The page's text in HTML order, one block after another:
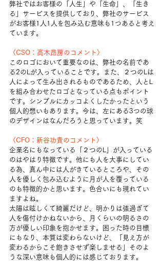
弊社ではお客様の「人生」や「生命」、「生き
る」サービスを提供しており、弊社のサービス
がお客様1人1人を包み込む意味も1つあると考え
ています。
〈CSO：高木昂房のコメント〉
このロゴにおいて重要なのは、弊社の名前であ
る2のLが入っていることです。また、２つのLは
人によって生み出されるものであるため、人とL
を組み合わせたロゴとなっている点もポイント
です。シンプルにカッコよくしたかったという
個人的想いもあります。今は、左にある3つの球
のデザインはなんだろうと思っています。笑
〈CFO：新谷功貴のコメント〉
企業名にもなっている「２つのL」が入っている
のはやはり特徴です。他にも人を大事にしてい
る為、真ん中には人がきているところや、その
人を優しく包み込むように月が人を覆っている
のも特徴的かと思います。色合いにも現れてい
ますよね。
太陽は眩しくて綺麗だけど、明かりは強過ぎて
人を傷付けかねないから、月くらいの明るさの
方が優しい印象を抱かせます。困った時の目標
にもなり、本質は変わらないけど、「見え方が
変わるからこそ飽きさせず楽しませる」そのよ
うな深い意味も個人的には感じております。